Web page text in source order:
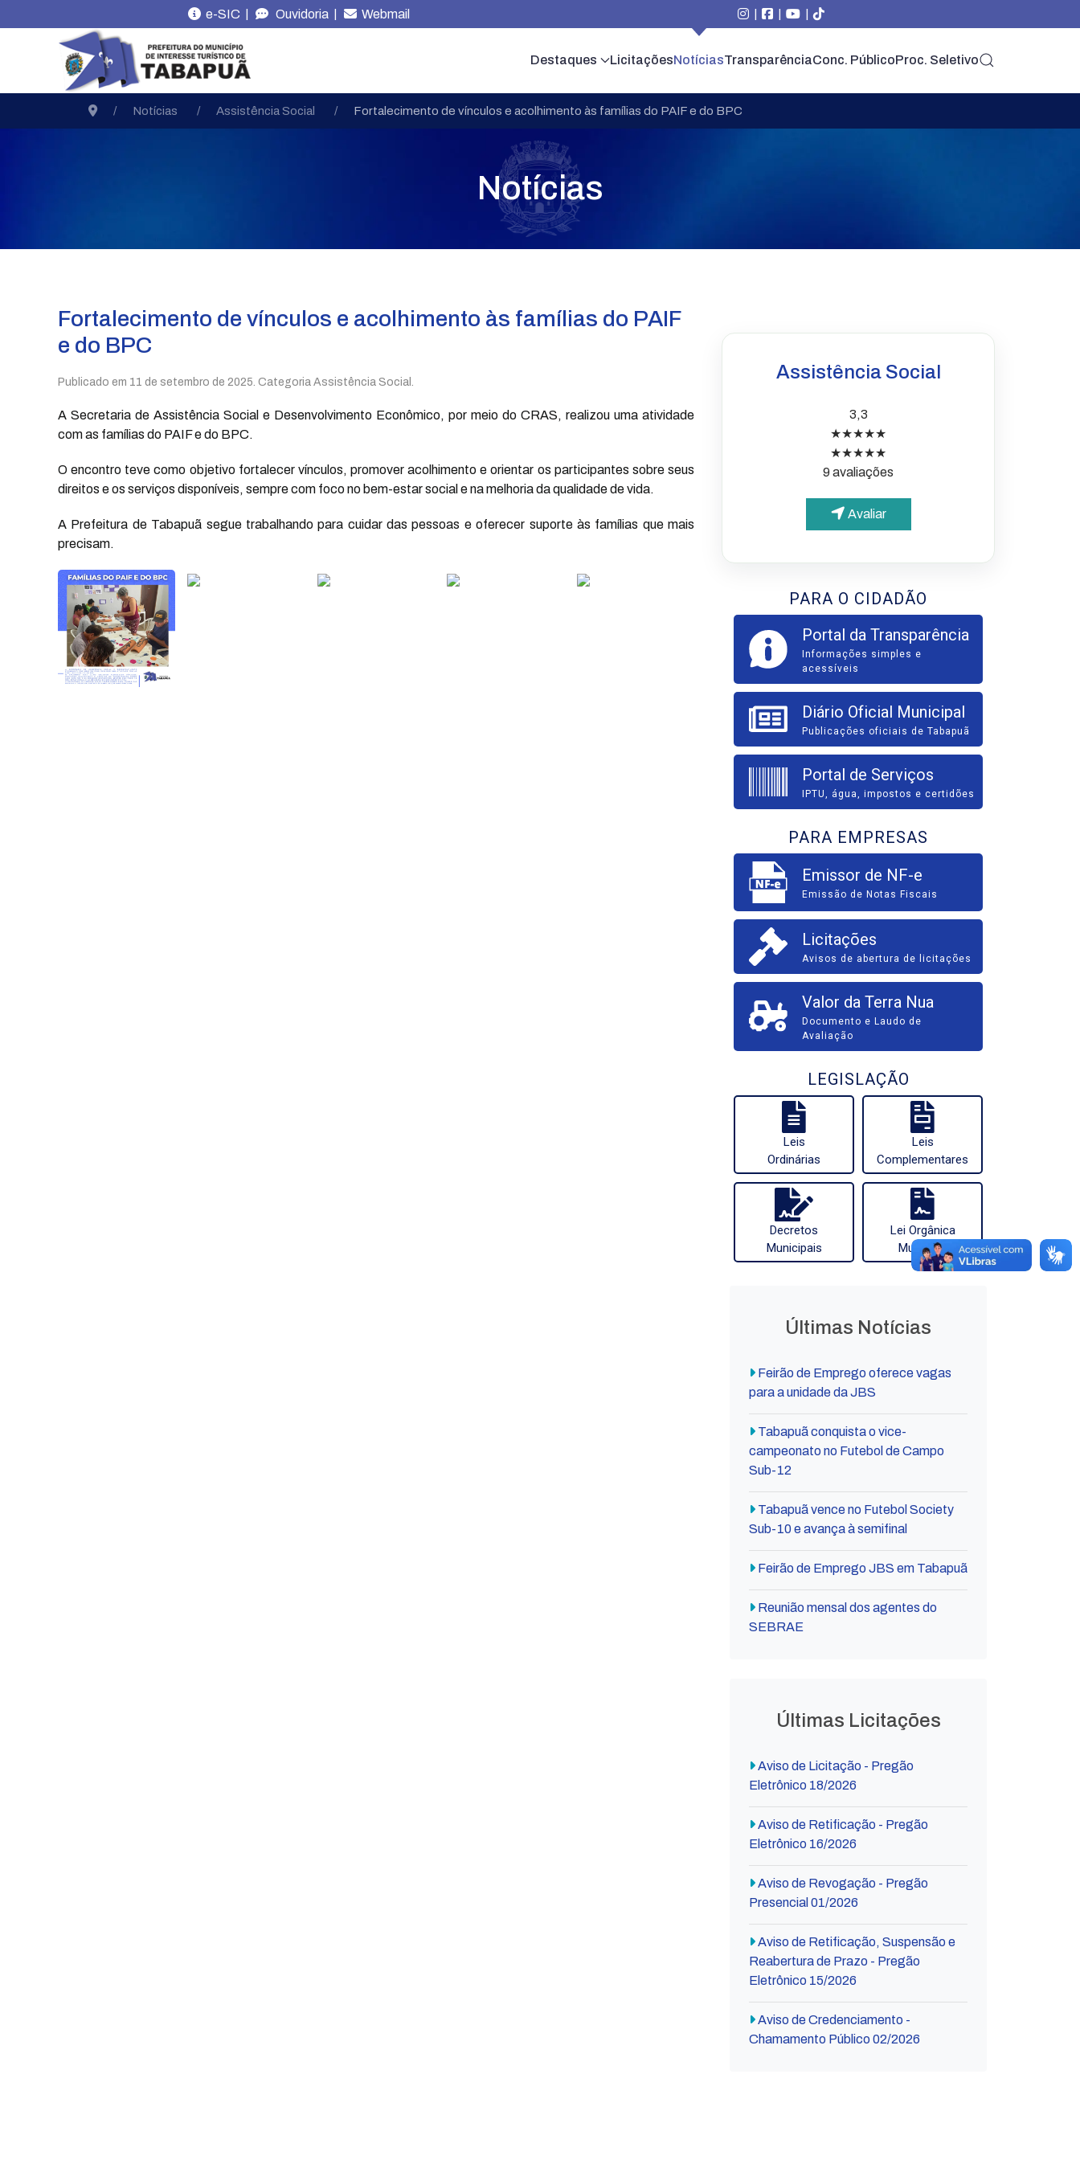
e-SIC | Ouvidoria | Webmail | | |
Destaques LicitaçõesNotíciasTransparênciaConc. PúblicoProc. Seletivo
Notícias Assistência Social Fortalecimento de vínculos e acolhimento às famílias do PAIF e do BPC
Notícias
Fortalecimento de vínculos e acolhimento às famílias do PAIF
e do BPC
Publicado em 11 de setembro de 2025 . Categoria Assistência Social.
A Secretaria de Assistência Social e Desenvolvimento Econômico, por meio do CRAS, realizou uma atividade
com as famílias do PAIF e do BPC.
O encontro teve como objetivo fortalecer vínculos, promover acolhimento e orientar os participantes sobre seus
direitos e os serviços disponíveis, sempre com foco no bem-estar social e na melhoria da qualidade de vida.
A Prefeitura de Tabapuã segue trabalhando para cuidar das pessoas e oferecer suporte às famílias que mais
precisam.
Assistência Social
3,3
★★★★★
★★★★★
9 avaliações
Avaliar
PARA O CIDADÃO
Portal da Transparência
Informações simples e
acessíveis
Diário Oficial Municipal
Publicações oficiais de Tabapuã
Portal de Serviços
IPTU, água, impostos e certidões
PARA EMPRESAS
Emissor de NF-e
Emissão de Notas Fiscais
Licitações
Avisos de abertura de licitações
Valor da Terra Nua
Documento e Laudo de
Avaliação
LEGISLAÇÃO
Leis
Ordinárias
Leis
Complementares
Decretos
Municipais
Lei Orgânica
Municipal
Últimas Notícias
Feirão de Emprego oferece vagas
para a unidade da JBS
Tabapuã conquista o vice-
campeonato no Futebol de Campo
Sub-12
Tabapuã vence no Futebol Society
Sub-10 e avança à semifinal
Feirão de Emprego JBS em Tabapuã
Reunião mensal dos agentes do
SEBRAE
Últimas Licitações
Aviso de Licitação - Pregão
Eletrônico 18/2026
Aviso de Retificação - Pregão
Eletrônico 16/2026
Aviso de Revogação - Pregão
Presencial 01/2026
Aviso de Retificação, Suspensão e
Reabertura de Prazo - Pregão
Eletrônico 15/2026
Aviso de Credenciamento -
Chamamento Público 02/2026